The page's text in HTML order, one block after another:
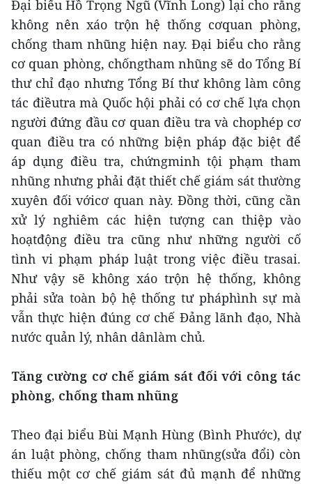
Đại biểu Hồ Trọng Ngũ (Vĩnh Long) lại cho rằng
không nên xáo trộn hệ thống cơquan phòng,
chống tham nhũng hiện nay. Đại biểu cho rằng
cơ quan phòng, chốngtham nhũng sẽ do Tổng Bí
thư chỉ đạo nhưng Tổng Bí thư không làm công
tác điềutra mà Quốc hội phải có cơ chế lựa chọn
người đứng đầu cơ quan điều tra và chophép cơ
quan điều tra có những biện pháp đặc biệt để
áp dụng điều tra, chứngminh tội phạm tham
nhũng nhưng phải đặt thiết chế giám sát thường
xuyên đối vớicơ quan này. Đồng thời, cũng cần
xử lý nghiêm các hiện tượng can thiệp vào
hoạtđộng điều tra cũng như những người cố
tình vi phạm pháp luật trong việc điều trasai.
Như vậy sẽ không xáo trộn hệ thống, không
phải sửa toàn bộ hệ thống tư pháphình sự mà
vẫn thực hiện đúng cơ chế Đảng lãnh đạo, Nhà
nước quản lý, nhân dânlàm chủ.
Tăng cường cơ chế giám sát đối với công tác
phòng, chống tham nhũng
Theo đại biểu Bùi Mạnh Hùng (Bình Phước), dự
án luật phòng, chống tham nhũng(sửa đổi) còn
thiếu một cơ chế giám sát đủ mạnh để những